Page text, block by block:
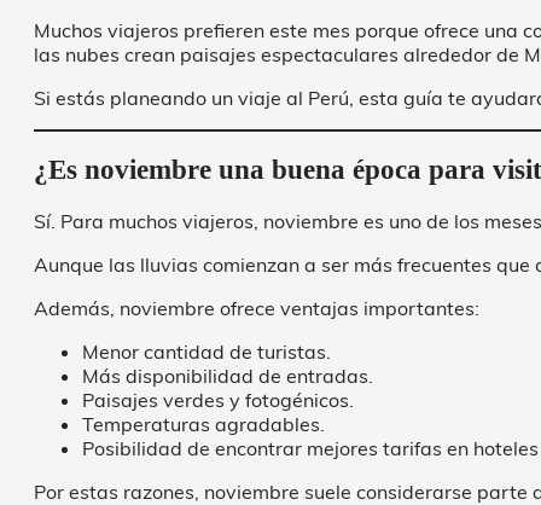
Muchos viajeros prefieren este mes porque ofrece
las nubes crean paisajes espectaculares alrededor de
Si estás planeando un viaje al Perú, esta guía te
¿Es noviembre una buena época para
Sí. Para muchos viajeros, noviembre es uno de los
Aunque las lluvias comienzan a ser más frecuentes
Además, noviembre ofrece ventajas importantes:
Menor cantidad de turistas.
Más disponibilidad de entradas.
Paisajes verdes y fotogénicos.
Temperaturas agradables.
Posibilidad de encontrar mejores tarifas en
Por estas razones, noviembre suele considerarse